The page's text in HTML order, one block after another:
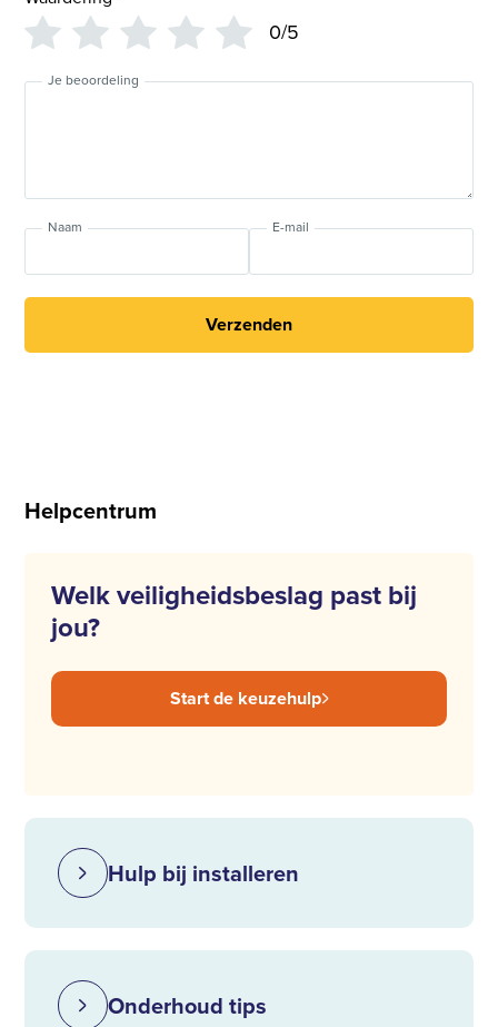
0/5
Je beoordeling
Naam E-mail
Verzenden
Helpcentrum
Welk veiligheidsbeslag past bij
jou?
Start de keuzehulp
Hulp bij installeren
Onderhoud tips